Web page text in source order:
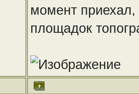
момент приехал,
площадок